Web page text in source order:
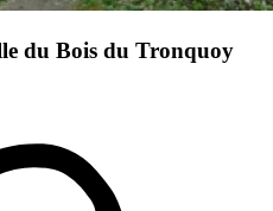
du Bois du Tronquoy